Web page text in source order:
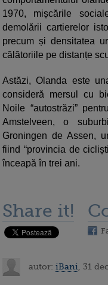
1970, mișcările
demolării cartierelor
precum și densitatea
călătoriile pe distanțe
Astăzi, Olanda este
consideră mersul cu
Noile “autostrăzi”
Amstelveen, o
Groningen de Assen,
fiind “provincia de
înceapă în trei ani.
Share it!
autor: iBani , 31